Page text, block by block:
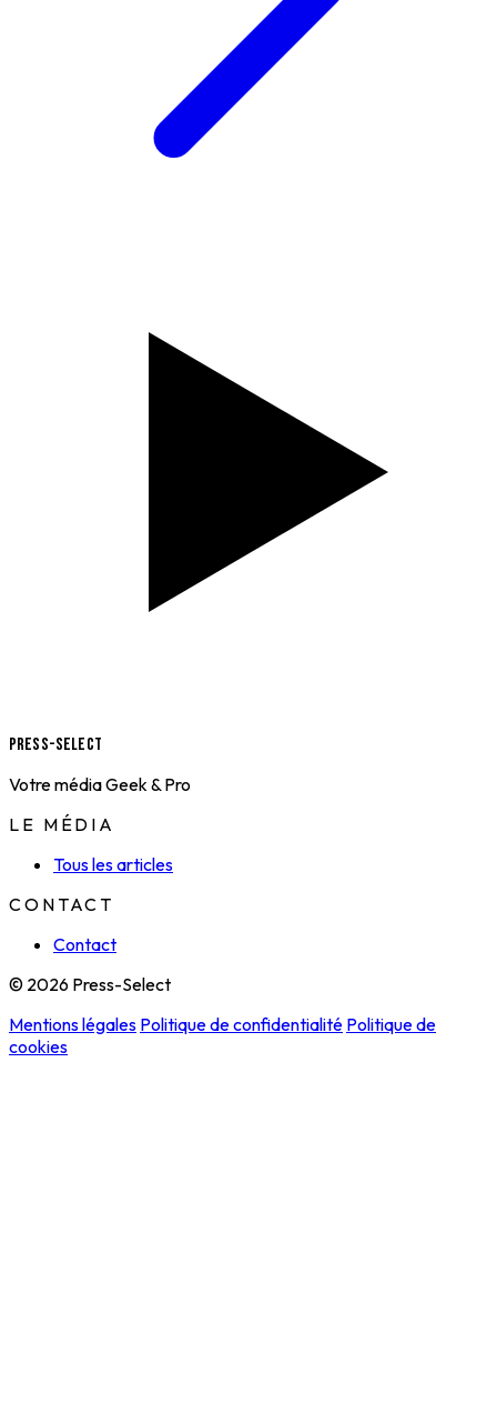
Press-Select
Votre média Geek & Pro
LE MÉDIA
Tous les articles
CONTACT
Contact
© 2026 Press-Select
Mentions légales Politique de confidentialité Politique de
cookies